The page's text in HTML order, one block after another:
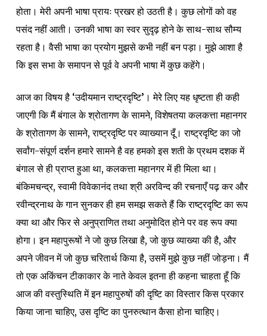
होता। मेरी अपनी भाषा प्रायः प्रखर हो उठती है। कुछ लोगों को वह
पसंद नहीं आती। उनकी भाषा का स्वर सुदृढ़ होने के साथ-साथ सौम्य
रहता है। वैसी भाषा का प्रयोग मुझसे कभी नहीं बन पड़ा। मुझे आशा है
कि इस सभा के समापन से पूर्व वे अपनी भाषा में कुछ कहेंगे।
आज का विषय है ‘उदीयमान राष्ट्रदृष्टि’। मेरे लिए यह धृष्टता ही कही
जाएगी कि मैं बंगाल के श्रोतागण के सामने, विशेषतया कलकत्ता महानगर
के श्रोतागण के सामने, राष्ट्रदृष्टि पर व्याख्यान दूँ। राष्ट्रदृष्टि का जो
सर्वांग-संपूर्ण दर्शन हमारे सामने है वह हमको इस शती के प्रथम दशक में
बंगाल से ही प्राप्त हुआ था, कलकत्ता महानगर में ही मिला था।
बंकिमचन्द्र, स्वामी विवेकानंद तथा श्री अरविन्द की रचनाएँ पढ़ कर और
रवीन्द्रनाथ के गान सुनकर ही हम समझ सकते हैं कि राष्ट्रदृष्टि का रूप
क्या था और फिर से अनुप्राणित तथा अनुमोदित होने पर वह रूप क्या
होगा। इन महापुरूषों ने जो कुछ लिखा है, जो कुछ व्याख्या की है, और
अपने जीवन में जो कुछ चरितार्थ किया है, उसमें मुझे कुछ नहीं जोड़ना। मैं
तो एक अकिंचन टीकाकार के नाते केवल इतना ही कहना चाहता हूँ कि
आज की वस्तुस्थिति में इन महापुरुषों की दृष्टि का विस्तार किस प्रकार
किया जाना चाहिए, उस दृष्टि का पुनरुत्थान कैसा होना चाहिए।